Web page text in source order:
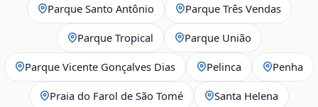
Parque Santo Antônio Parque Três Vendas
Parque Tropical Parque União
Parque Vicente Gonçalves Dias Pelinca Penha
Praia do Farol de São Tomé Santa Helena